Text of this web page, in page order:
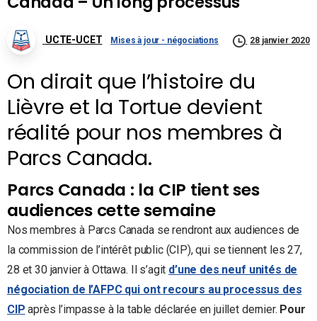
UCTE-UCET Mises à jour - négociations 28 janvier 2020
On dirait que l’histoire du
Lièvre et la Tortue devient
réalité pour nos membres à
Parcs Canada.
Parcs Canada : la CIP tient ses
audiences cette semaine
Nos membres à Parcs Canada se rendront aux audiences de
la commission de l’intérêt public (CIP), qui se tiennent les 27,
28 et 30 janvier à Ottawa. Il s’agit d’une des neuf unités de
négociation de l’AFPC qui ont recours au processus des
CIP après l’impasse à la table déclarée en juillet dernier. Pour